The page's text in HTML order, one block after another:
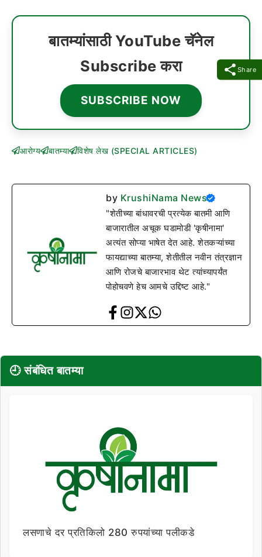
Share
बातम्यांसाठी YouTube चॅनेल
Subscribe करा
SUBSCRIBE NOW
आरोग्य बातम्या विशेष लेख (SPECIAL ARTICLES)
by KrushiNama News
"शेतीच्या बांधावरची प्रत्येक बातमी आणि
बाजारातील अचूक घडामोडी 'कृषीनामा'
अत्यंत सोप्या भाषेत देत आहे. शेतकऱ्यांच्या
फायद्याच्या बातम्या, शेतीतील नवीन तंत्रज्ञान
आणि रोजचे बाजारभाव थेट त्यांच्यापर्यंत
पोहोचवणे हेच आमचे उद्दिष्ट आहे."
🕘 संबंधित बातम्या
लसणाचे दर प्रतिकिलो 280 रुपयांच्या पलीकडे